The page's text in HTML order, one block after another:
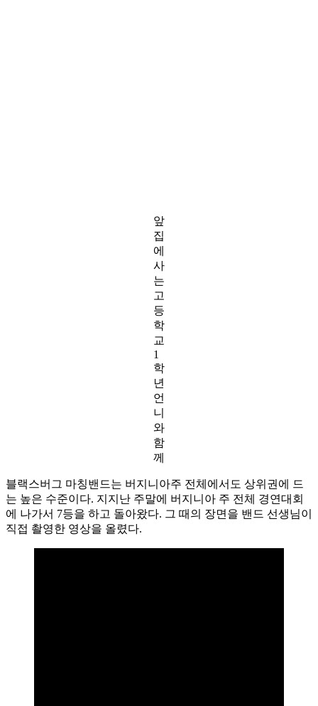
앞
집
에
사
는
고
등
학
교
1
학
년
언
니
와
함
께
블랙스버그 마칭밴드는 버지니아주 전체에서도 상위권에 드
는 높은 수준이다. 지지난 주말에 버지니아 주 전체 경연대회
에 나가서 7등을 하고 돌아왔다. 그 때의 장면을 밴드 선생님이
직접 촬영한 영상을 올렸다.